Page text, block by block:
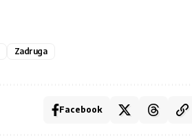
Zadruga
Facebook